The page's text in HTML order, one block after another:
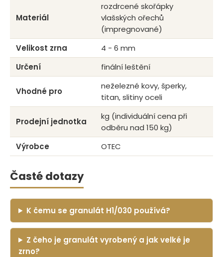
Materiál
rozdrcené skořápky
vlašských ořechů
(impregnované)
Velikost zrna
4 - 6 mm
Určení
finální leštění
Vhodné pro
neželezné kovy, šperky,
titan, slitiny oceli
Prodejní jednotka
kg (individuální cena při
odběru nad 150 kg)
Výrobce
OTEC
Časté dotazy
K čemu se granulát H1/030 používá?
Z čeho je granulát vyrobený a jak velké je
zrno?